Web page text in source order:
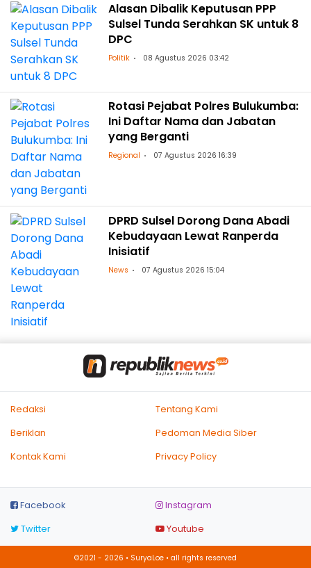
Alasan Dibalik Keputusan PPP
Sulsel Tunda Serahkan SK untuk 8
DPC
Politik 08 Agustus 2026 03:42
Rotasi Pejabat Polres Bulukumba:
Ini Daftar Nama dan Jabatan
yang Berganti
Regional 07 Agustus 2026 16:39
DPRD Sulsel Dorong Dana Abadi
Kebudayaan Lewat Ranperda
Inisiatif
News 07 Agustus 2026 15:04
Redaksi
Tentang Kami
Beriklan
Pedoman Media Siber
Kontak Kami
Privacy Policy
Facebook
Instagram
Twitter
Youtube
©2021 - 2026 • SuryaLoe • all rights reserved